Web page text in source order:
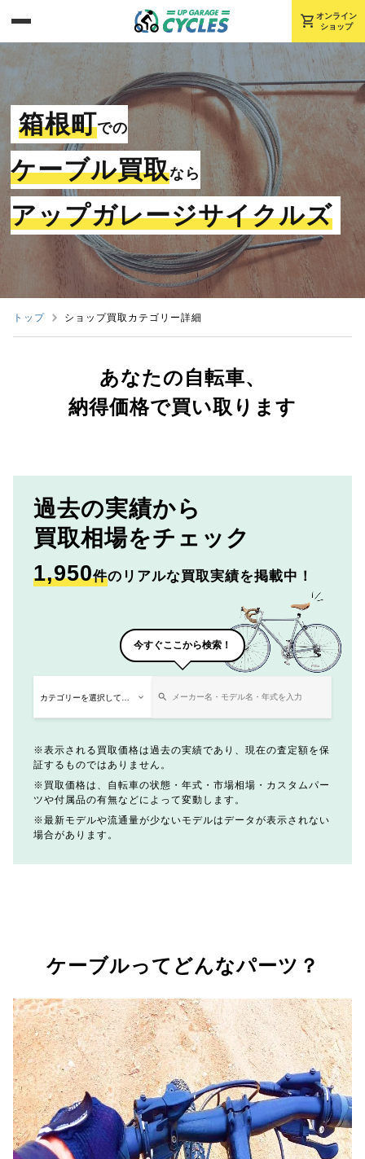
shopping_cart オンライン
ショップ
箱根町での
ケーブル買取なら
アップガレージサイクルズ
トップ ショップ買取カテゴリー詳細
あなたの自転車、
納得価格で買い取ります
過去の実績から
買取相場をチェック
1,950件のリアルな買取実績を掲載中！
今すぐここから検索！
表示される買取価格は過去の実績であり、現在の査定額を保
証するものではありません。
買取価格は、自転車の状態・年式・市場相場・カスタムパー
ツや付属品の有無などによって変動します。
最新モデルや流通量が少ないモデルはデータが表示されない
場合があります。
ケーブルってどんなパーツ？